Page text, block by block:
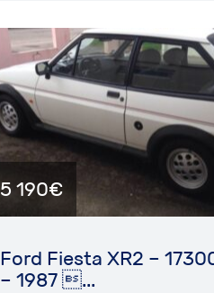
5 190€
Ford Fiesta XR2 –
– 1987 ...